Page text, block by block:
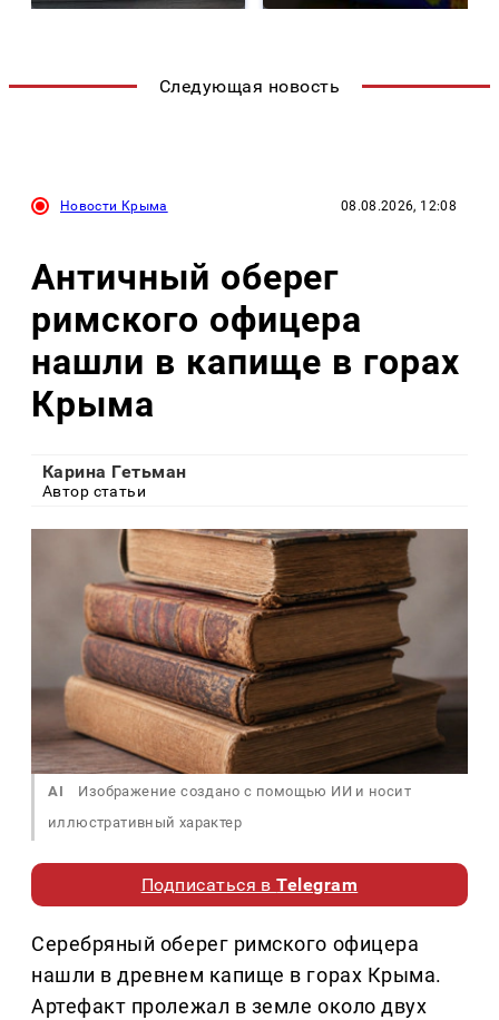
Следующая новость
Новости Крыма 08.08.2026, 12:08
Античный оберег
римского офицера
нашли в капище в горах
Крыма
Карина Гетьман
Автор статьи
AI
Изображение создано с помощью ИИ и носит
иллюстративный характер
Подписаться вTelegram
Серебряный оберег римского офицера
нашли в древнем капище в горах Крыма.
Артефакт пролежал в земле около двух